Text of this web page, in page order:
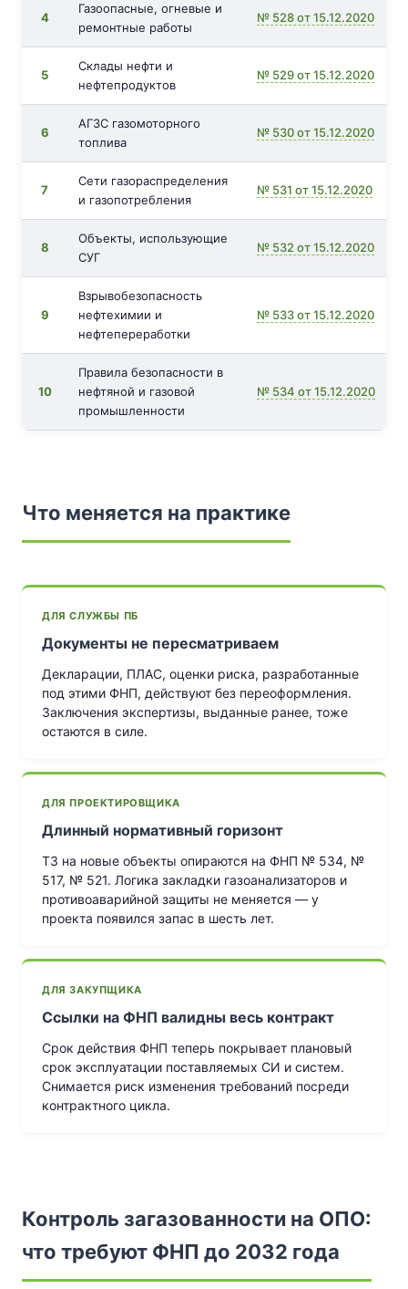
4
Газоопасные, огневые и
ремонтные работы
№ 528 от 15.12.2020
5
Склады нефти и
нефтепродуктов
№ 529 от 15.12.2020
6
АГЗС газомоторного
топлива
№ 530 от 15.12.2020
7
Сети газораспределения
и газопотребления
№ 531 от 15.12.2020
8
Объекты, использующие
СУГ
№ 532 от 15.12.2020
9
Взрывобезопасность
нефтехимии и
нефтепереработки
№ 533 от 15.12.2020
10
Правила безопасности в
нефтяной и газовой
промышленности
№ 534 от 15.12.2020
Что меняется на практике
ДЛЯ СЛУЖБЫ ПБ
Документы не пересматриваем
Декларации, ПЛАС, оценки риска, разработанные
под этими ФНП, действуют без переоформления.
Заключения экспертизы, выданные ранее, тоже
остаются в силе.
ДЛЯ ПРОЕКТИРОВЩИКА
Длинный нормативный горизонт
ТЗ на новые объекты опираются на ФНП № 534, №
517, № 521. Логика закладки газоанализаторов и
противоаварийной защиты не меняется — у
проекта появился запас в шесть лет.
ДЛЯ ЗАКУПЩИКА
Ссылки на ФНП валидны весь контракт
Срок действия ФНП теперь покрывает плановый
срок эксплуатации поставляемых СИ и систем.
Снимается риск изменения требований посреди
контрактного цикла.
Контроль загазованности на ОПО:
что требуют ФНП до 2032 года